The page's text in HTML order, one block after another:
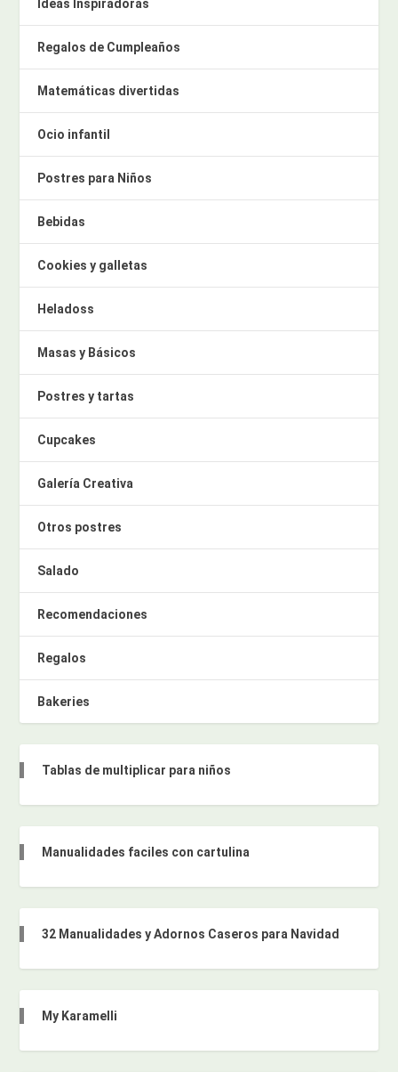
Ideas Inspiradoras
Regalos de Cumpleaños
Matemáticas divertidas
Ocio infantil
Postres para Niños
Bebidas
Cookies y galletas
Heladoss
Masas y Básicos
Postres y tartas
Cupcakes
Galería Creativa
Otros postres
Salado
Recomendaciones
Regalos
Bakeries
Tablas de multiplicar para niños
Manualidades faciles con cartulina
32 Manualidades y Adornos Caseros para Navidad
My Karamelli